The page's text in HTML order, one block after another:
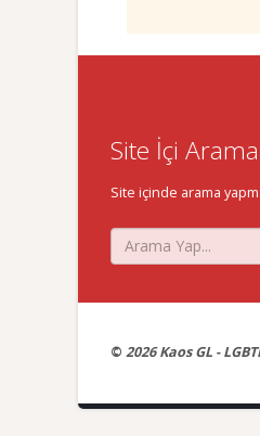
Site İçi Arama
Site içinde arama
© 2026 Kaos GL -